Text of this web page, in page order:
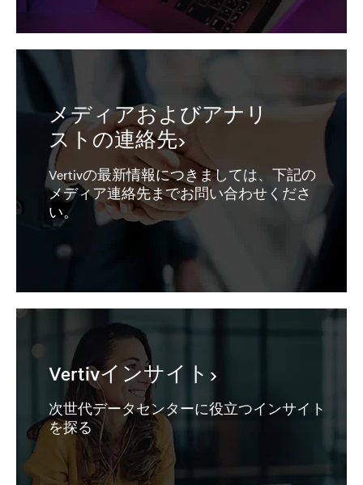
メディアおよびアナリ
ストの連絡先
Vertivの最新情報につきましては、下記の
メディア連絡先までお問い合わせくださ
い。
Vertivインサイト
次世代データセンターに役立つインサイト
を探る